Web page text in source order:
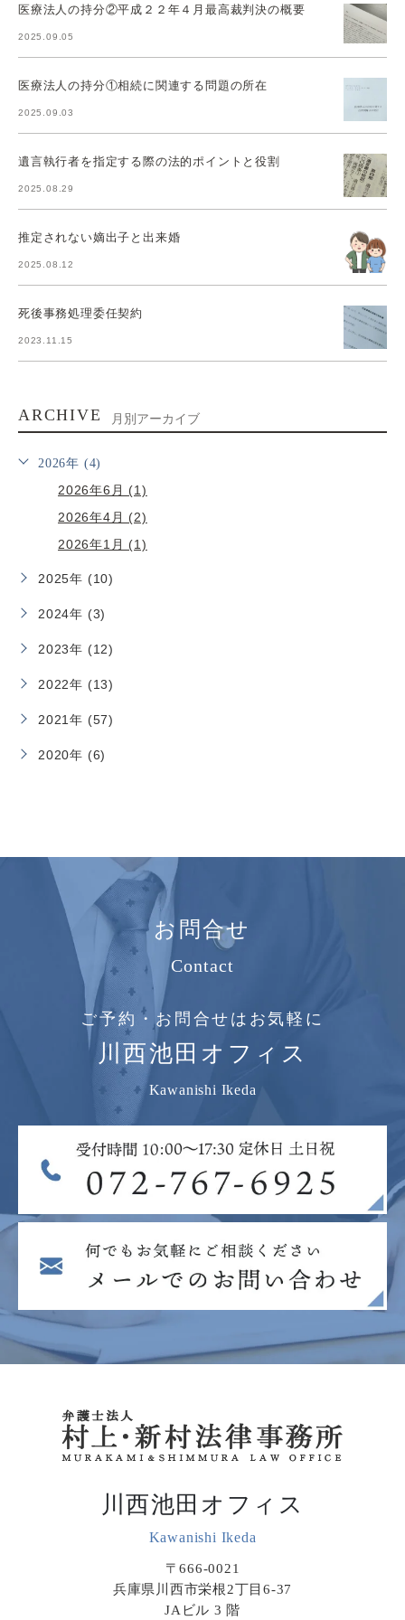
医療法人の持分②平成２２年４月最高裁判決の概要
2025.09.05
医療法人の持分①相続に関連する問題の所在
2025.09.03
遺言執行者を指定する際の法的ポイントと役割
2025.08.29
推定されない嫡出子と出来婚
2025.08.12
死後事務処理委任契約
2023.11.15
ARCHIVE 月別アーカイブ
2026年 (4)
2026年6月 (1)
2026年4月 (2)
2026年1月 (1)
2025年 (10)
2024年 (3)
2023年 (12)
2022年 (13)
2021年 (57)
2020年 (6)
お問合せ
Contact
ご予約・お問合せはお気軽に
川西池田オフィス
Kawanishi Ikeda
川西池田オフィス
Kawanishi Ikeda
〒666-0021
兵庫県川西市栄根2丁目6-37
JAビル 3 階